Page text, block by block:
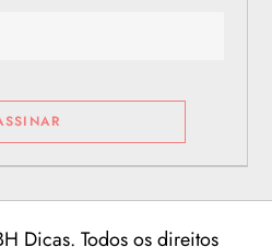
Dicas. Todos os direitos